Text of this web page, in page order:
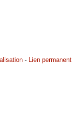
- Lien permanent